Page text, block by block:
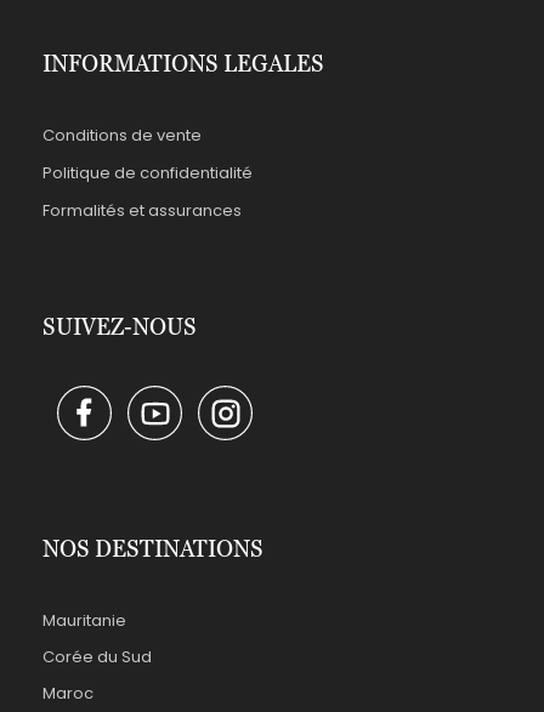
INFORMATIONS LEGALES
Conditions de vente
Politique de confidentialité
Formalités et assurances
SUIVEZ-NOUS
NOS DESTINATIONS
Mauritanie
Corée du Sud
Maroc